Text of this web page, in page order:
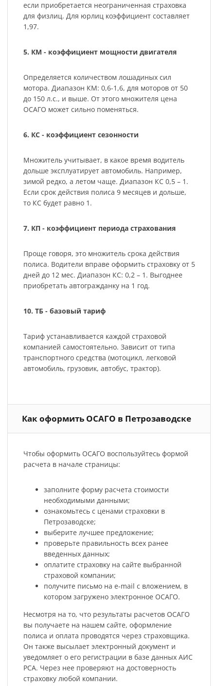
если приобретается неограниченная страховка
для физлиц. Для юрлиц коэффициент составляет
1,97.
5. КМ - коэффициент мощности двигателя
Определяется количеством лошадиных сил
мотора. Диапазон КМ: 0,6-1,6, для моторов от 50
до 150 л.с., и выше. От этого множителя цена
ОСАГО может сильно поменяться.
6. КС - коэффициент сезонности
Множитель учитывает, в какое время водитель
дольше эксплуатирует автомобиль. Например,
зимой редко, а летом чаще. Диапазон КС 0,5 – 1.
Если срок действия полиса 9 месяцев и дольше,
то КС будет равно 1.
7. КП - коэффициент периода страхования
Проще говоря, это множитель срока действия
полиса. Водители вправе оформить страховку от 5
дней до 12 мес. Диапазон КС: 0,2 – 1. Выгоднее
приобретать автогражданку на 1 год.
10. ТБ - базовый тариф
Тариф устанавливается каждой страховой
компанией самостоятельно. Зависит от типа
транспортного средства (мотоцикл, легковой
автомобиль, грузовик, автобус, трактор).
Как оформить ОСАГО в Петрозаводске
Чтобы оформить ОСАГО воспользуйтесь формой
расчета в начале страницы:
заполните форму расчета стоимости
необходимыми данными;
ознакомьтесь с ценами страховки в
Петрозаводске;
выберите лучшее предложение;
проверьте правильность всех ранее
введенных данных;
оплатите страховку на сайте выбранной
страховой компании;
получите письмо на e-mail с вложением, в
котором загружено электронное ОСАГО.
Несмотря на то, что результаты расчетов ОСАГО
вы получаете на нашем сайте, оформление
полиса и оплата проводятся через страховщика.
Он также высылает электронный документ и
уведомляет о его регистрации в базе данных АИС
РСА. Через нее проверяют на достоверность
страховку любой компании.